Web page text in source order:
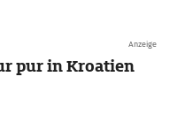
Anzeige
pur in Kroatien